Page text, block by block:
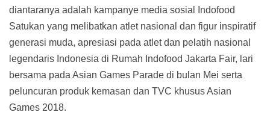
diantaranya adalah kampanye media sosial Indofood
Satukan yang melibatkan atlet nasional dan figur inspiratif
generasi muda, apresiasi pada atlet dan pelatih nasional
legendaris Indonesia di Rumah Indofood Jakarta Fair, lari
bersama pada Asian Games Parade di bulan Mei serta
peluncuran produk kemasan dan TVC khusus Asian
Games 2018.